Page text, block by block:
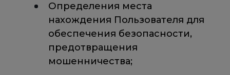
Определения места
нахождения Пользователя для
обеспечения безопасности,
предотвращения
мошенничества;